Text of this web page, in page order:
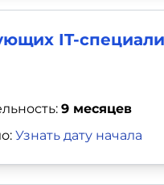
IT-
9 месяцев
Узнать дату начала